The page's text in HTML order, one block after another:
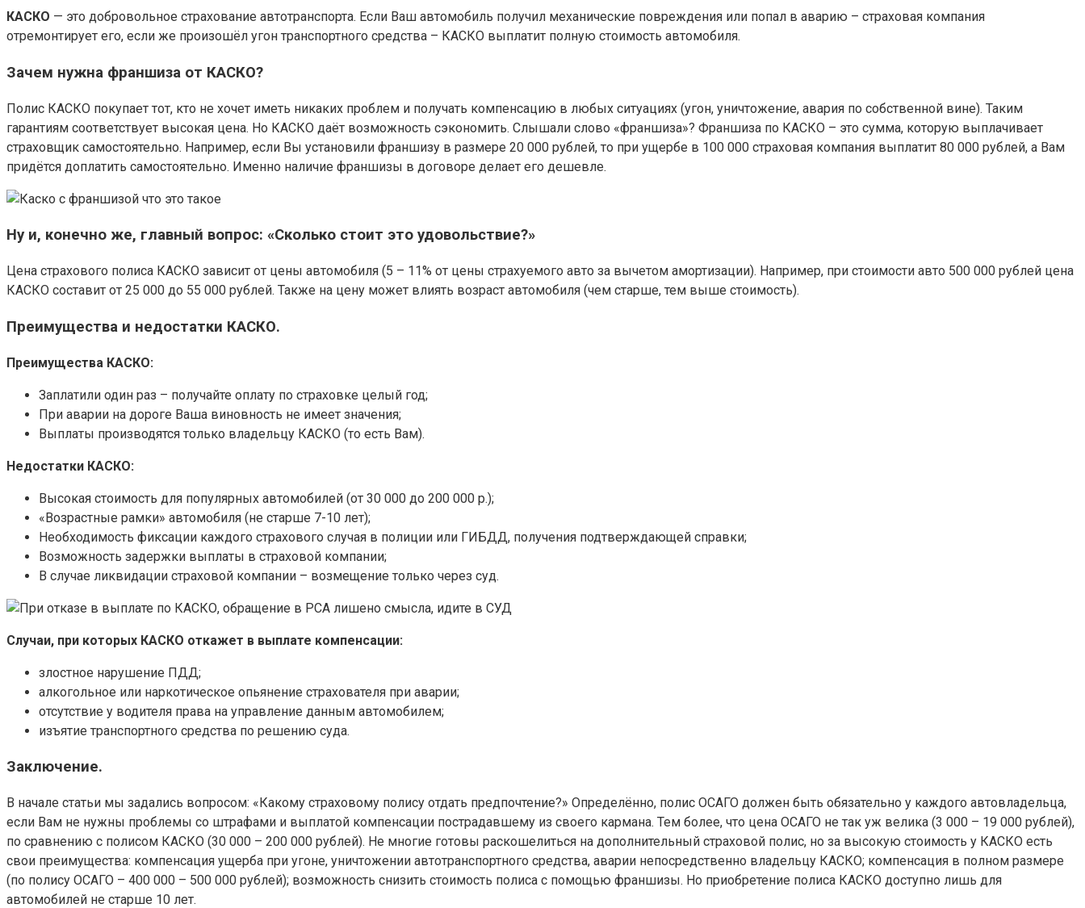
КАСКО — это добровольное страхование автотранспорта. Если Ваш автомобиль получил механические повреждения или попал в аварию – страховая компания
отремонтирует его, если же произошёл угон транспортного средства – КАСКО выплатит полную стоимость автомобиля.
Зачем нужна франшиза от КАСКО?
Полис КАСКО покупает тот, кто не хочет иметь никаких проблем и получать компенсацию в любых ситуациях (угон, уничтожение, авария по собственной вине). Таким
гарантиям соответствует высокая цена. Но КАСКО даёт возможность сэкономить. Слышали слово «франшиза»? Франшиза по КАСКО – это сумма, которую выплачивает
страховщик самостоятельно. Например, если Вы установили франшизу в размере 20 000 рублей, то при ущербе в 100 000 страховая компания выплатит 80 000 рублей, а Вам
придётся доплатить самостоятельно. Именно наличие франшизы в договоре делает его дешевле.
Ну и, конечно же, главный вопрос: «Сколько стоит это удовольствие?»
Цена страхового полиса КАСКО зависит от цены автомобиля (5 – 11% от цены страхуемого авто за вычетом амортизации). Например, при стоимости авто 500 000 рублей цена
КАСКО составит от 25 000 до 55 000 рублей. Также на цену может влиять возраст автомобиля (чем старше, тем выше стоимость).
Преимущества и недостатки КАСКО.
Преимущества КАСКО:
Заплатили один раз – получайте оплату по страховке целый год;
При аварии на дороге Ваша виновность не имеет значения;
Выплаты производятся только владельцу КАСКО (то есть Вам).
Недостатки КАСКО:
Высокая стоимость для популярных автомобилей (от 30 000 до 200 000 р.);
«Возрастные рамки» автомобиля (не старше 7-10 лет);
Необходимость фиксации каждого страхового случая в полиции или ГИБДД, получения подтверждающей справки;
Возможность задержки выплаты в страховой компании;
В случае ликвидации страховой компании – возмещение только через суд.
Случаи, при которых КАСКО откажет в выплате компенсации:
злостное нарушение ПДД;
алкогольное или наркотическое опьянение страхователя при аварии;
отсутствие у водителя права на управление данным автомобилем;
изъятие транспортного средства по решению суда.
Заключение.
В начале статьи мы задались вопросом: «Какому страховому полису отдать предпочтение?» Определённо, полис ОСАГО должен быть обязательно у каждого автовладельца,
если Вам не нужны проблемы со штрафами и выплатой компенсации пострадавшему из своего кармана. Тем более, что цена ОСАГО не так уж велика (3 000 – 19 000 рублей),
по сравнению с полисом КАСКО (30 000 – 200 000 рублей). Не многие готовы раскошелиться на дополнительный страховой полис, но за высокую стоимость у КАСКО есть
свои преимущества: компенсация ущерба при угоне, уничтожении автотранспортного средства, аварии непосредственно владельцу КАСКО; компенсация в полном размере
(по полису ОСАГО – 400 000 – 500 000 рублей); возможность снизить стоимость полиса с помощью франшизы. Но приобретение полиса КАСКО доступно лишь для
автомобилей не старше 10 лет.